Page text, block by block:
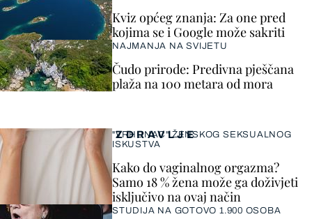
ZDRAVLJE
"VRHUNAC" ŽENSKOG SEKSUALNOG
ISKUSTVA
Kako do vaginalnog orgazma?
Samo 18 % žena može ga doživjeti
isključivo na ovaj način
STUDIJA NA GOTOVO 1.900 OSOBA
Kviz općeg znanja: Za one pred
kojima se i Google može sakriti
NAJMANJA NA SVIJETU
Čudo prirode: Predivna pješčana
plaža na 100 metara od mora